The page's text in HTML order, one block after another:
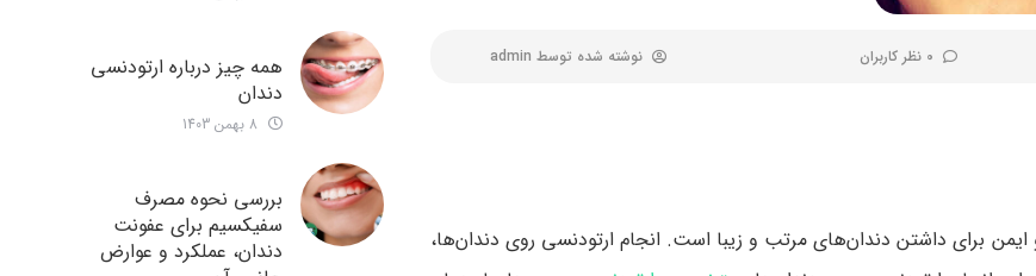
0 نظر کاربران نوشته شده توسط admin
برای داشتن دندان‌های مرتب و زیبا است. انجام ارتودنسی روی دندان‌ها،
همه چیز درباره ارتودنسی
دندان
بررسی نحوه مصرف
سفیکسیم برای عفونت
دندان، عملکرد و عوارض